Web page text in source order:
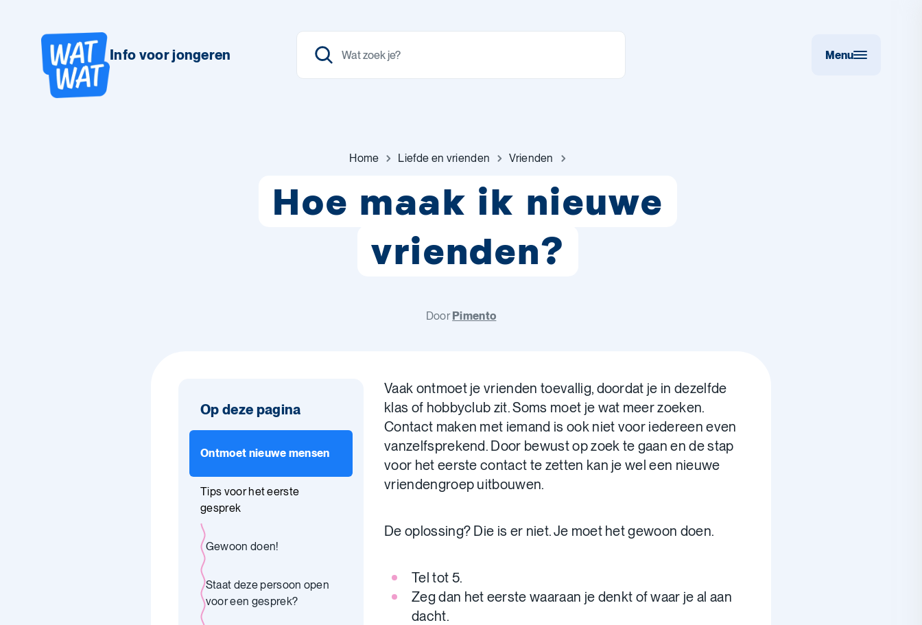
Info voor jongeren Menu
Home Liefde en vrienden Vrienden
Hoe maak ik nieuwe
vrienden?
DoorPimento
Op deze pagina
Ontmoet nieuwe mensen
Tips voor het eerste
gesprek
Gewoon doen!
Staat deze persoon open
voor een gesprek?
Vaak ontmoet je vrienden toevallig, doordat je in dezelfde
klas of hobbyclub zit. Soms moet je wat meer zoeken.
Contact maken met iemand is ook niet voor iedereen even
vanzelfsprekend. Door bewust op zoek te gaan en de stap
voor het eerste contact te zetten kan je wel een nieuwe
vriendengroep uitbouwen.
De oplossing? Die is er niet. Je moet het gewoon doen.
Tel tot 5.
Zeg dan het eerste waaraan je denkt of waar je al aan
dacht.